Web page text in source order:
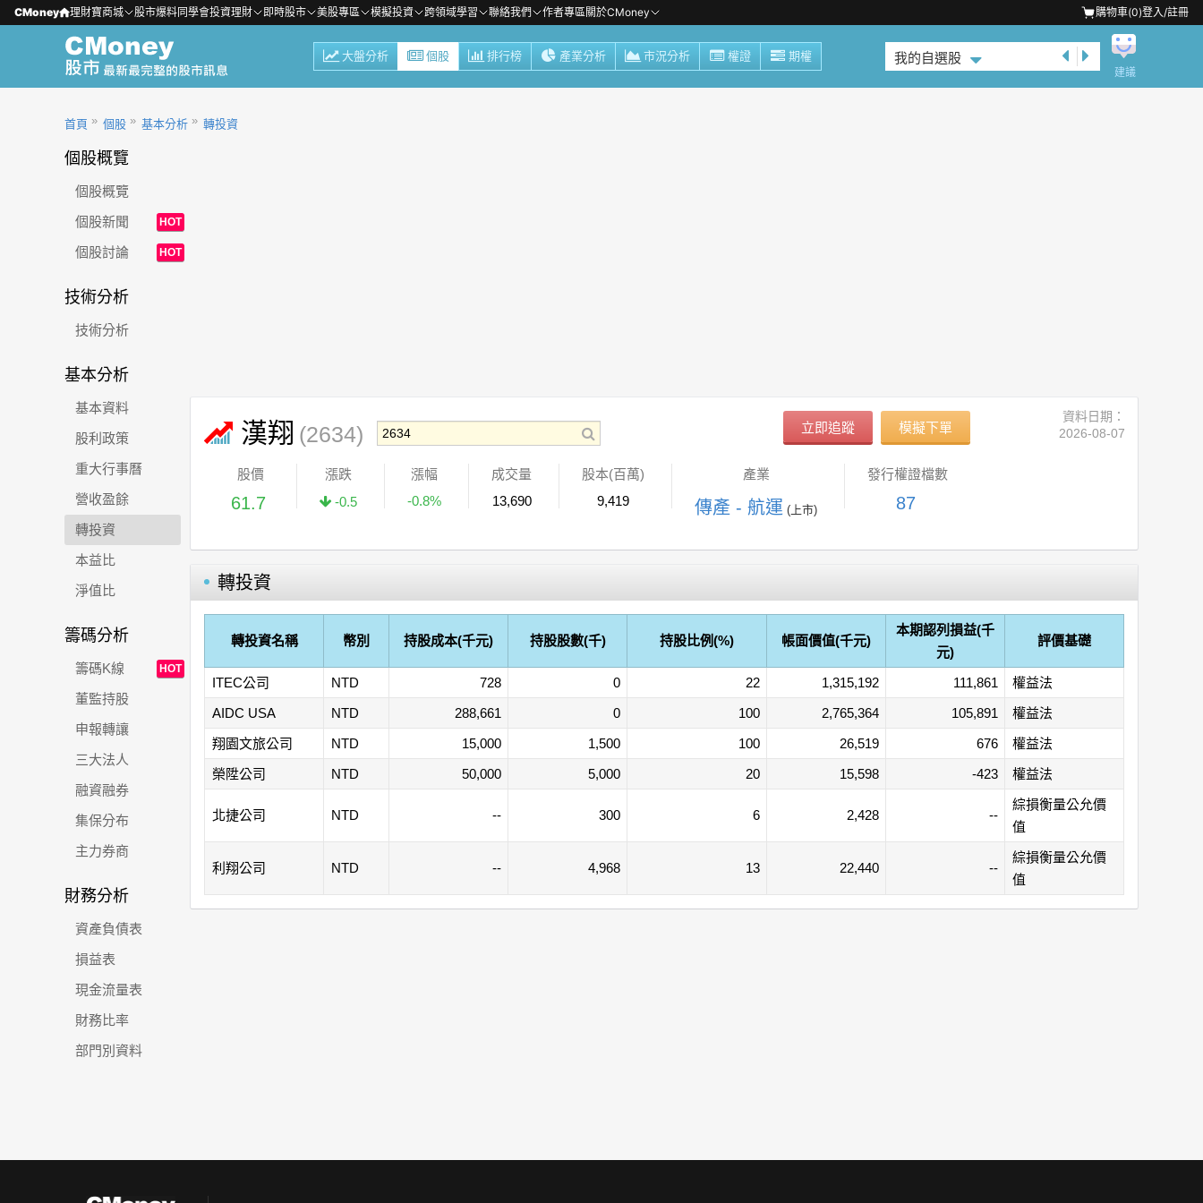
CMoney 理財寶商城 股市爆料同學會投資理財 即時股市 美股專區 模擬投資 跨領域學習 聯絡我們 作者專區關於CMoney 購物車(0)登入/註冊
大盤分析 個股 排行榜 產業分析 市況分析 權證 期權 我的自選股
建議
首頁 個股 基本分析 轉投資
個股概覽
個股概覽
個股新聞
HOT
個股討論 HOT
技術分析
技術分析
基本分析
基本資料
股利政策
重大行事曆
營收盈餘
轉投資
本益比
淨值比
籌碼分析
籌碼K線 HOT
董監持股
申報轉讓
三大法人
融資融券
集保分布
主力券商
財務分析
資產負債表
損益表
現金流量表
財務比率
部門別資料
漢翔 (2634) 立即追蹤 模擬下單
資料日期：
2026-08-07
股價
61.7
漲跌
-0.5
漲幅
-0.8%
成交量
13,690
股本(百萬)
9,419
產業
傳產 - 航運 (上市)
發行權證檔數
87
轉投資
轉投資名稱 幣別 持股成本(千元) 持股股數(千) 持股比例(%) 帳面價值(千元)
本期認列損益(千
元)
評價基礎
ITEC公司 NTD 728 0 22 1,315,192 111,861
權益法
AIDC USA
NTD 288,661 0 100 2,765,364 105,891
權益法
翔園文旅公司
NTD 15,000 1,500 100 26,519 676
權益法
榮陞公司
NTD 50,000 5,000 20 15,598 -423 權益法
北捷公司 NTD -- 300 6 2,428 --
綜損衡量公允價
值
利翔公司 NTD -- 4,968 13 22,440 --
綜損衡量公允價
值